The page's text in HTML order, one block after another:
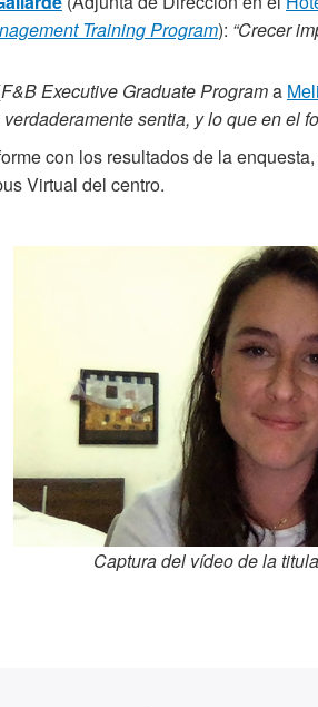
Training Program): “Crecer
F&B Executive Graduate Programa
sentia, y lo que en el
con los resultados de la
Virtual del centro.
Captura del vídeo de la